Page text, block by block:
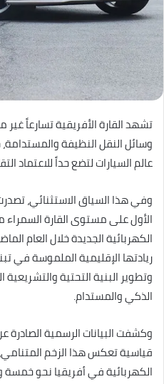
تشهد القارة الأفريقية تسارعاً
وسائل النقل النظيفة
عالم السيارات لتضع حداً للاعتماد
وفي هذا السياق الاستثنائي،
الأول على مستوى القارة
الكهربائية الجديدة خلال العام
ريادتها الإقليمية الملموسة في
وتطوير البنية التحتية
الذكي والمستدام.
وكشفت البيانات الرسمية الصادرة
قياسية تعكس هذا الزخم
الكهربائية في أفريقيا نحو